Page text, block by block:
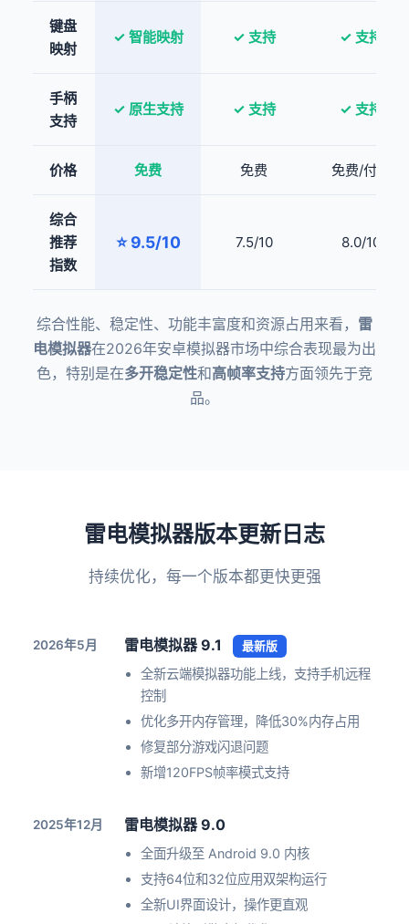
键盘
映射
✓ 智能映射 ✓ 支持 ✓ 支持
手柄
支持
✓ 原生支持 ✓ 支持 ✓ 支持
价格 免费 免费 免费/付费
综合
推荐
指数
⭐ 9.5/10 7.5/10 8.0/10
综合性能、稳定性、功能丰富度和资源占用来看， 雷
电模拟器在2026年安卓模拟器市场中综合表现最为出
色，特别是在多开稳定性和高帧率支持方面领先于竞
品。
雷电模拟器版本更新日志
持续优化，每一个版本都更快更强
2026年5月 雷电模拟器 9.1 最新版
全新云端模拟器功能上线，支持手机远程
控制
优化多开内存管理，降低30%内存占用
修复部分游戏闪退问题
新增120FPS帧率模式支持
2025年12月 雷电模拟器 9.0
全面升级至 Android 9.0 内核
支持64位和32位应用双架构运行
全新UI界面设计，操作更直观